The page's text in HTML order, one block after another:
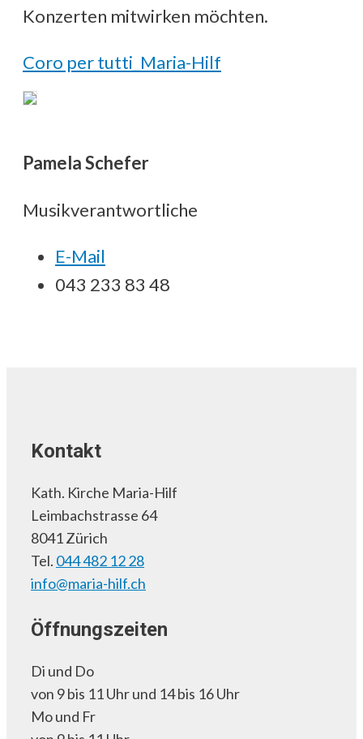
Konzerten mitwirken möchten.
Coro per tutti_Maria-Hilf
Pamela Schefer
Musikverantwortliche
E-Mail
043 233 83 48
Kontakt
Kath. Kirche Maria-Hilf
Leimbachstrasse 64
8041 Zürich
Tel. 044 482 12 28
info@maria-hilf.ch
Öffnungszeiten
Di und Do
von 9 bis 11 Uhr und 14 bis 16 Uhr
Mo und Fr